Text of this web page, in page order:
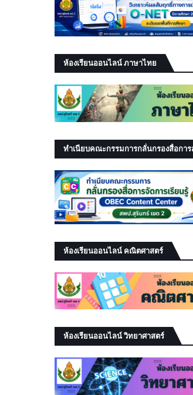
ห้องเรียนออนไลน์ ภาษาไทย
ทำเนียบคณะกรรมการกลั่นกรองสื่อกา
ห้องเรียนออนไลน์ คณิตศาสตร์
ห้องเรียนออนไลน์ วิทยาศาสตร์